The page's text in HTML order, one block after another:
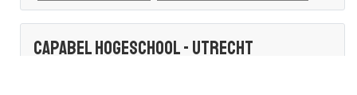
Capabel Hogeschool - Utrecht